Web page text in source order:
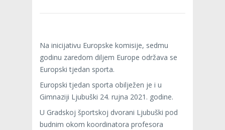
Na inicijativu Europske komisije, sedmu
godinu zaredom diljem Europe održava se
Europski tjedan sporta.
Europski tjedan sporta obilježen je i u
Gimnaziji Ljubuški 24. rujna 2021. godine.
U Gradskoj športskoj dvorani Ljubuški pod
budnim okom koordinatora profesora